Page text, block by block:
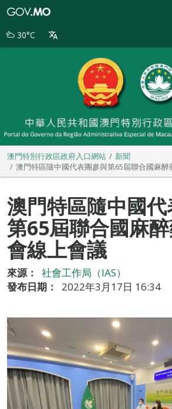
別
30°C
澳門特別行政區政府入口網站
新聞
澳門特區隨中國代表團參與第65屆聯合國麻
澳門特區隨中國
第65屆聯合國麻
會線上會議
來源：
社會工作局（IAS）
發布日期：
2022年3月17日 16:34